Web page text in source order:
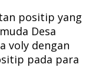
positip yang
Desa
voly dengan
pada para